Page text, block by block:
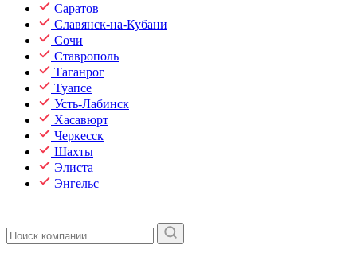
Саратов
Славянск-на-Кубани
Сочи
Ставрополь
Таганрог
Туапсе
Усть-Лабинск
Хасавюрт
Черкесск
Шахты
Элиста
Энгельс